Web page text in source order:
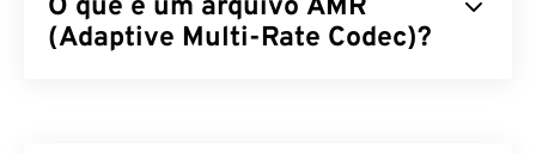
O que é um arquivo AMR
(Adaptive Multi-Rate Codec)?